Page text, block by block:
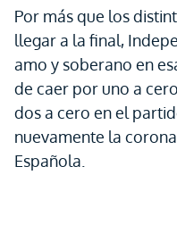
Por más que los
llegar a la final,
amo y soberano en
de caer por uno a
dos a cero en el
nuevamente la
Española.